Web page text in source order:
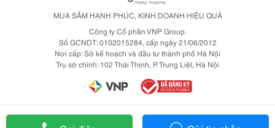
MUA SẮM HẠNH PHÚC, KINH DOANH HIỆU QUẢ
Công ty Cổ phần VNP Group.
Số GCNDT: 0102015284, cấp ngày 21/06/2012
Nơi cấp: Sở kế hoạch và đầu tư thành phố Hà Nội
Trụ sở chính: 102 Thái Thịnh, P. Trung Liệt, Hà Nội